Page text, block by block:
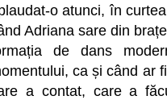
o atunci, în
Adriana sare din
de dans
ca și când ar
a contat, care a